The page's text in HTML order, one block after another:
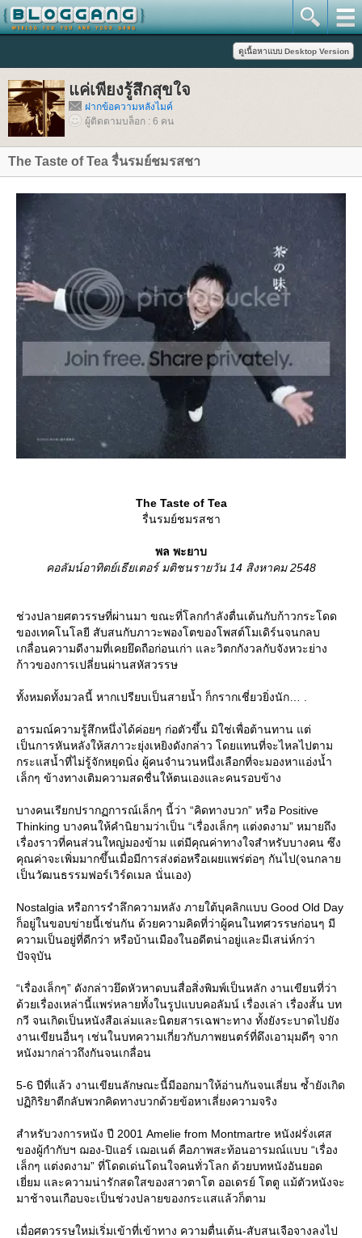
ค่เพียงรู้สึกสุขใจ
ฝากข้อความหลังไมค์
ผู้ติดตามบล็อก : 6 คน
The Taste of Tea รื่นรมย์ชมรสชา
The Taste of Tea
รื่นรมย์ชมรสชา
พล พะยาบ
คอลัมน์อาทิตย์เธียเตอร์ มติชนรายวัน 14 สิงหาคม 2548
ช่วงปลายศตวรรษที่ผ่านมา ขณะที่โลกกำลังตื่นเต้นกับก้าวกระโดด
ของเทคโนโลยี สับสนกับภาวะพองโตของโพสต์โมเดิร์นจนกลบ
เกลื่อนความดีงามที่เคยยึดถือก่อนเก่า และวิตกกังวลกับจังหวะย่าง
ก้าวของการเปลี่ยนผ่านสหัสวรรษ
ทั้งหมดทั้งมวลนี้ หากเปรียบเป็นสายน้ำ ก็กรากเชี่ยวยิ่งนัก… .
อารมณ์ความรู้สึกหนึ่งได้ค่อยๆ ก่อตัวขึ้น มิใช่เพื่อต้านทาน แต่
เป็นการหันหลังให้สภาวะยุ่งเหยิงดังกล่าว โดยแทนที่จะไหลไปตาม
กระแสน้ำที่ไม่รู้จักหยุดนิ่ง ผู้คนจำนวนหนึ่งเลือกที่จะมองหาแอ่งน้ำ
เล็กๆ ข้างทางเติมความสดชื่นให้ตนเองและคนรอบข้าง
บางคนเรียกปรากฏการณ์เล็กๆ นี้ว่า “คิดทางบวก” หรือ Positive
Thinking บางคนให้คำนิยามว่าเป็น “เรื่องเล็กๆ แต่งดงาม” หมายถึง
เรื่องราวที่คนส่วนใหญ่มองข้าม แต่มีคุณค่าทางใจสำหรับบางคน ซึง
คุณค่าจะเพิ่มมากขึ้นเมื่อมีการส่งต่อหรือเผยแพร่ต่อๆ กันไป(จนกลา
เป็นวัฒนธรรมฟอร์เวิร์ดเมล นั่นเอง)
Nostalgia หรือการรำลึกความหลัง ภายใต้บุคลิกแบบ Good Old Day
ก็อยู่ในขอบข่ายนี้เช่นกัน ด้วยความคิดที่ว่าผู้คนในทศวรรษก่อนๆ มี
ความเป็นอยู่ที่ดีกว่า หรือบ้านเมืองในอดีตน่าอยู่และมีเสน่ห์กว่า
ปัจจุบัน
“เรื่องเล็กๆ” ดังกล่าวยึดหัวหาดบนสื่อสิ่งพิมพ์เป็นหลัก งานเขียนที่ว่า
ด้วยเรื่องเหล่านี้แพร่หลายทั้งในรูปแบบคอลัมน์ เรื่องเล่า เรื่องสั้น บท
กวี จนเกิดเป็นหนังสือเล่มและนิตยสารเฉพาะทาง ทั้งยังระบาดไปยัง
งานเขียนอื่นๆ เช่นในบทความเกี่ยวกับภาพยนตร์ที่ดึงเอามุมดีๆ จาก
หนังมากล่าวถึงกันจนเกลื่อน
5-6 ปีที่แล้ว งานเขียนลักษณะนี้มีออกมาให้อ่านกันจนเลี่ยน ซ้ำยังเกิด
ปฏิกิริยาตีกลับพวกคิดทางบวกด้วยข้อหาเลี่ยงความจริง
สำหรับวงการหนัง ปี 2001 Amelie from Montmartre หนังฝรั่งเศส
ของผู้กำกับฯ ฌอง-ปิแอร์ เฌอเนต์ คือภาพสะท้อนอารมณ์แบบ “เรื่อง
เล็กๆ แต่งดงาม” ที่โดดเด่นโดนใจคนทั่วโลก ด้วยบทหนังอันยอด
เยี่ยม และความน่ารักสดใสของสาวตาโต ออเดรย์ โตตู แม้ตัวหนังจะ
มาช้าจนเกือบจะเป็นช่วงปลายของกระแสแล้วก็ตาม
เมื่อศตวรรษใหม่เริ่มเข้าที่เข้าทาง ความตื่นเต้น-สับสนเจือจางลงไป